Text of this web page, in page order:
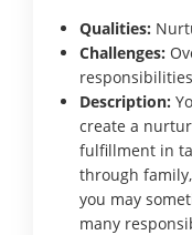
Qualities:
Challenges:
Description:
create a
fulfillment in
through
you may
many